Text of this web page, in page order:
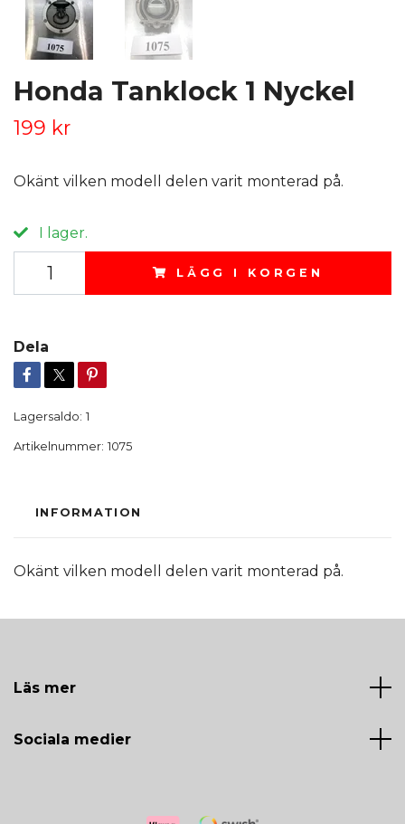
Honda Tanklock 1 Nyckel
199 kr
Okänt vilken modell delen varit monterad på.
I lager.
LÄGG I KORGEN
Dela
Lagersaldo: 1
Artikelnummer: 1075
INFORMATION
Okänt vilken modell delen varit monterad på.
Läs mer
Sociala medier